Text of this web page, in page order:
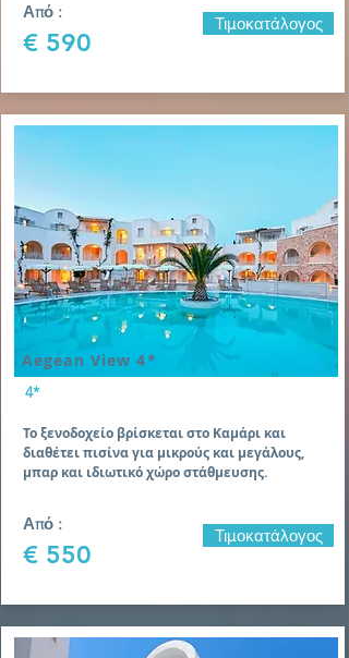
Από :
€ 590
Τιμοκατάλογος
Aegean View 4*
4*
Το ξενοδοχείο βρίσκεται στο Καμάρι και
διαθέτει πισίνα για μικρούς και μεγάλους,
μπαρ και ιδιωτικό χώρο στάθμευσης.
Από :
€ 550
Τιμοκατάλογος